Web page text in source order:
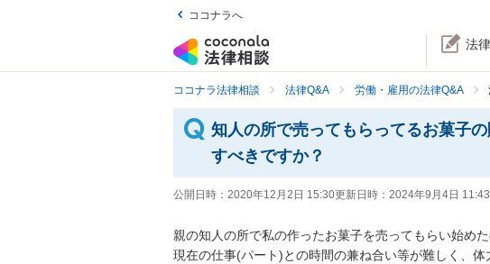
ココナラへ
法
ココナラ法律相談 法律Q&A 労働・雇用の法律Q&A
知人の所で売ってもらってるお菓子
すべきですか？
公開日時： 2020年12月2日 15:30更新日時： 2024年9月4日 11:43
親の知人の所で私の作ったお菓子を売ってもらい始め
現在の仕事(パート)との時間の兼ね合い等が難しく、